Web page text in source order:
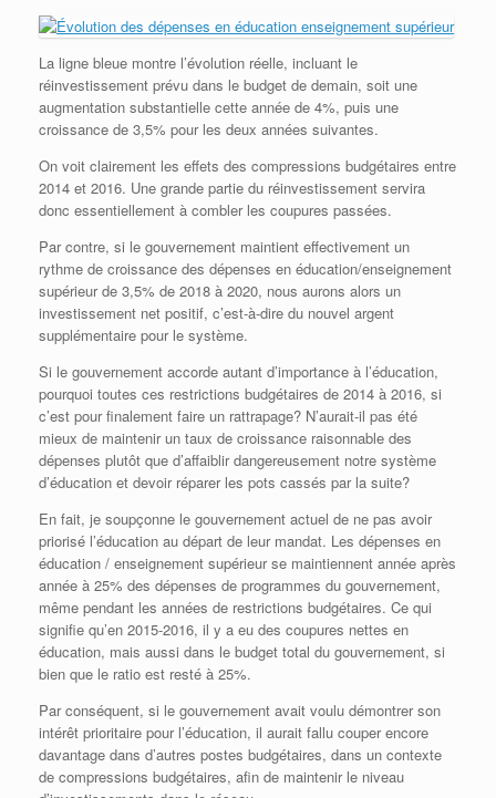
La ligne bleue montre l’évolution réelle, incluant le
réinvestissement prévu dans le budget de demain, soit une
augmentation substantielle cette année de 4%, puis une
croissance de 3,5% pour les deux années suivantes.
On voit clairement les effets des compressions budgétaires entre
2014 et 2016. Une grande partie du réinvestissement servira
donc essentiellement à combler les coupures passées.
Par contre, si le gouvernement maintient effectivement un
rythme de croissance des dépenses en éducation/enseignement
supérieur de 3,5% de 2018 à 2020, nous aurons alors un
investissement net positif, c’est-à-dire du nouvel argent
supplémentaire pour le système.
Si le gouvernement accorde autant d’importance à l’éducation,
pourquoi toutes ces restrictions budgétaires de 2014 à 2016, si
c’est pour finalement faire un rattrapage? N’aurait-il pas été
mieux de maintenir un taux de croissance raisonnable des
dépenses plutôt que d’affaiblir dangereusement notre système
d’éducation et devoir réparer les pots cassés par la suite?
En fait, je soupçonne le gouvernement actuel de ne pas avoir
priorisé l’éducation au départ de leur mandat. Les dépenses en
éducation / enseignement supérieur se maintiennent année après
année à 25% des dépenses de programmes du gouvernement,
même pendant les années de restrictions budgétaires. Ce qui
signifie qu’en 2015-2016, il y a eu des coupures nettes en
éducation, mais aussi dans le budget total du gouvernement, si
bien que le ratio est resté à 25%.
Par conséquent, si le gouvernement avait voulu démontrer son
intérêt prioritaire pour l’éducation, il aurait fallu couper encore
davantage dans d’autres postes budgétaires, dans un contexte
de compressions budgétaires, afin de maintenir le niveau